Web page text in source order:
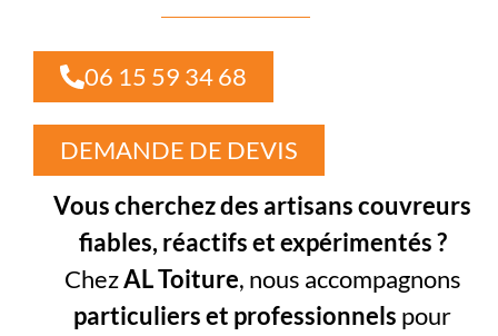
06 15 59 34 68
DEMANDE DE DEVIS
Vous cherchez des artisans couvreurs
fiables, réactifs et expérimentés ?
ChezAL Toiture, nous accompagnons
particuliers et professionnels pour